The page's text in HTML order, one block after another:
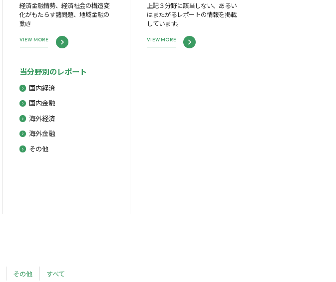
経済金融情勢、経済社会の構造変
化がもたらす諸問題、地域金融の
動き
VIEW MORE
当分野別のレポート
国内経済
国内金融
海外経済
海外金融
その他
上記３分野に該当しない、あるい
はまたがるレポートの情報を掲載
しています。
VIEW MORE
その他 すべて